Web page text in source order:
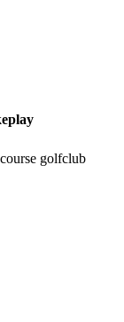
golfclub